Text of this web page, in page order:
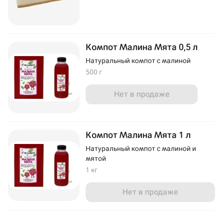
Компот Малина Мята 0,5 л
Натуральный компот с малиной
500 г
Нет в продаже
Компот Малина Мята 1 л
Натуральный компот с малиной и
мятой
1 кг
Нет в продаже